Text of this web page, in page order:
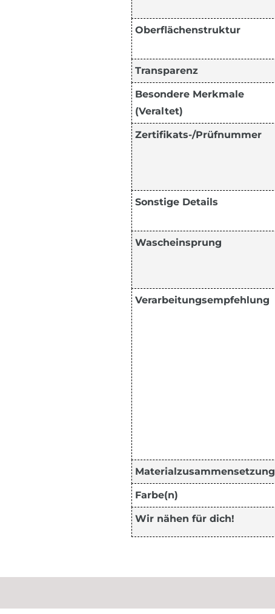
Oberflächenstruktur
Transparenz
Besondere Merkmale
(Veraltet)
Zertifikats-/Prüfnummer
Sonstige Details
Wascheinsprung
Verarbeitungsempfehlung
Materialzusammensetzung
Farbe(n)
Wir nähen für dich!